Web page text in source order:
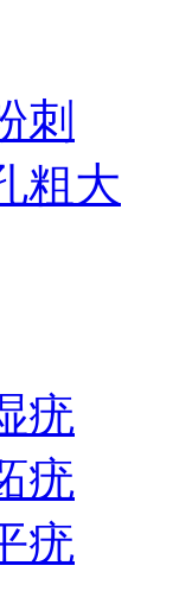
刺
粗大
疣
疣
疣